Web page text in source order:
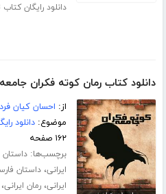
دانلود رایگان کتاب
دانلود کتاب رمان کوته فکران جامعه
از: احسان کیان فرد
موضوع:دانلود
۱۶۲ صفحه
برچسب‌ها:داستان
ایرانی،داستان
ایرانی،رمان ایرانی